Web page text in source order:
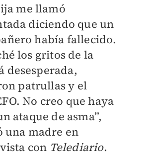
me llamó
diciendo que un
había fallecido.
los gritos de la
desesperada,
patrullas y el
No creo que haya
ataque de asma”,
una madre en
con Telediario.